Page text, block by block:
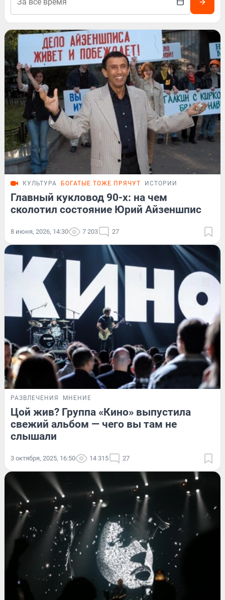
КУЛЬТУРА БОГАТЫЕ ТОЖЕ ПРЯЧУТ ИСТОРИИ
Главный кукловод 90-х: на чем
сколотил состояние Юрий Айзеншпис
8 июня, 2026, 14:30 7 203 27
РАЗВЛЕЧЕНИЯ МНЕНИЕ
Цой жив? Группа «Кино» выпустила
свежий альбом — чего вы там не
слышали
3 октября, 2025, 16:50 14 315 27